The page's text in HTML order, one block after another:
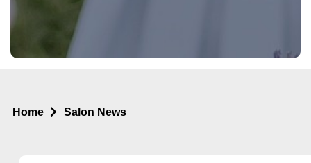
Home Salon News